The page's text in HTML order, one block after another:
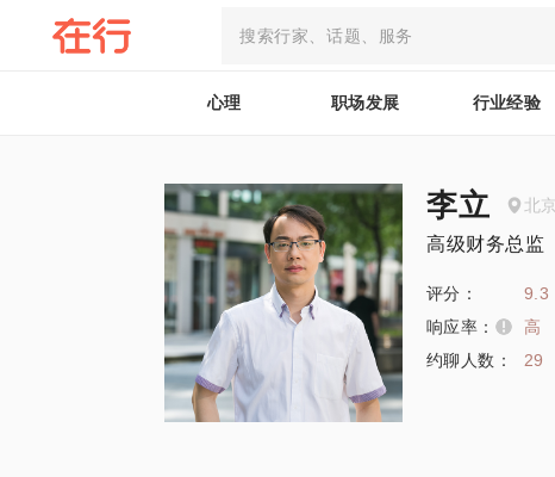
心理 职场发展 行业经验
李立 北京
高级财务总监
评分：
9.3
响应率：
高
约聊人数：
29